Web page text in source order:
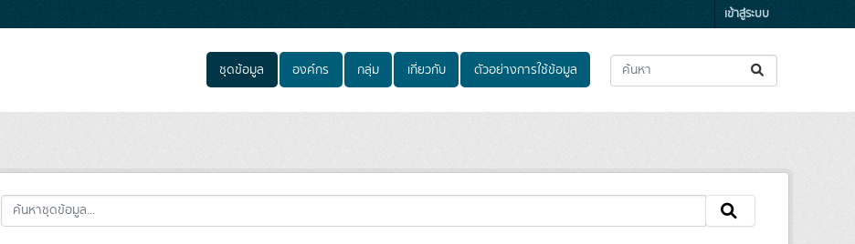
เข้าสู่ระบบ
ชุดข้อมูล องค์กร กลุ่ม เกี่ยวกับ ตัวอย่างการใช้ข้อมูล